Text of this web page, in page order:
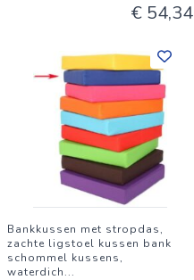
€ 54,34
Bankkussen met stropdas,
zachte ligstoel kussen bank
schommel kussens,
waterdich...